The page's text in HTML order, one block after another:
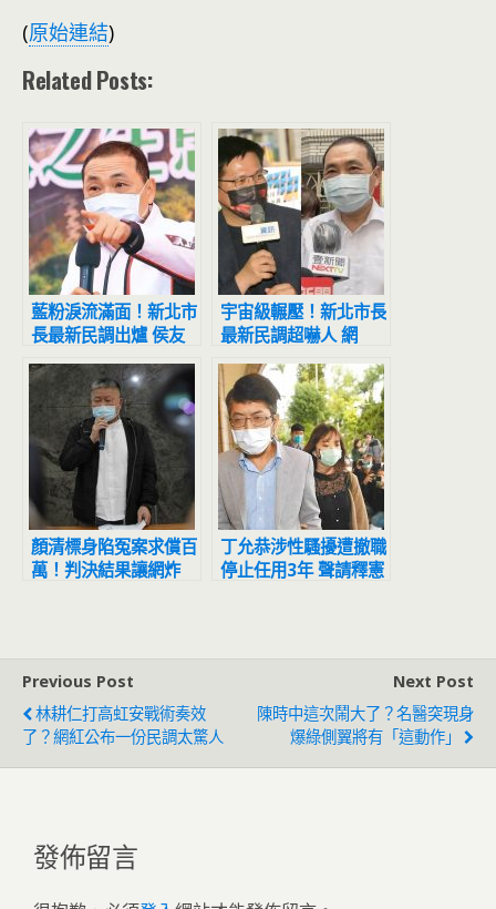
(原始連結)
Related Posts:
藍粉淚流滿面！新北市
長最新民調出爐 侯友
宜超震撼
宇宙級輾壓！新北市長
最新民調超嚇人 網
驚：滅亡計畫開始
顏清標身陷冤案求償百
萬！判決結果讓網炸
丁允恭涉性騷擾遭撤職
停止任用3年 聲請釋憲
Previous Post
林耕仁打高虹安戰術奏效
了？網紅公布一份民調太驚人
Next Post
陳時中這次鬧大了？名醫突現身
爆綠側翼將有「這動作」
發佈留言